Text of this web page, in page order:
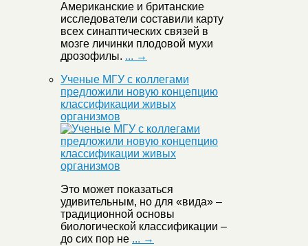
Американские и британские
исследователи составили карту
всех синаптических связей в
мозге личинки плодовой мухи
дрозофилы. ... →
Ученые МГУ с коллегами
предложили новую концепцию
классификации живых
организмов
Это может показаться
удивительным, но для «вида» –
традиционной основы
биологической классификации –
до сих пор не ... →